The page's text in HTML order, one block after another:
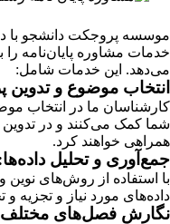
موسسه پروجکت دانشجو با
خدمات مشاوره پایان‌نامه
می‌دهد. این خدمات شامل:
انتخاب موضوع و تدوین
کارشناسان ما در انتخاب
شما کمک می‌کنند و در تدوین
همراهی خواهند کرد.
جمع‌آوری و تحلیل
با استفاده از روش‌های نوین
داده‌های مورد نیاز و تجزیه
نگارش فصل‌های مختلف